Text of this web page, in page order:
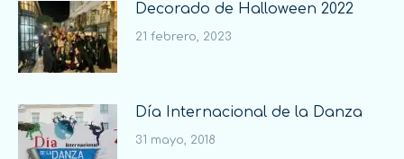
Decorado de Halloween 2022
21 febrero, 2023
Día Internacional de la Danza
31 mayo, 2018